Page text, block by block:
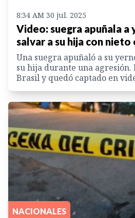
8:34 AM 30 jul. 2025
Video: suegra apuñala a
salvar a su hija con nieto
Una suegra apuñaló a su
su hija durante una agresión.
Brasil y quedó captado en
NACIONALES